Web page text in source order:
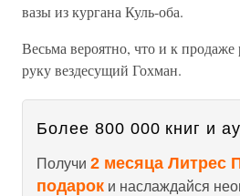
вазы из кургана Куль-оба.
Весьма вероятно, что и к
руку вездесущий Гохман.
Более 800 000 книг и
Получи 2 месяца Литрес
подарок и наслаждайся